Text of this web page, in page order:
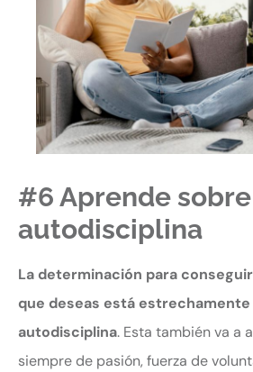
#6 Aprende sobre
autodisciplina
La determinación para
que deseas está
autodisciplina. Esta también va a
siempre de pasión, fuerza de